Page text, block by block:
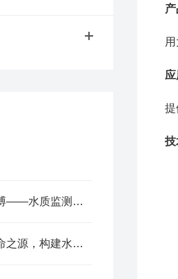
透视水域的生态脉搏——水质监测原理与环境保护应用
水质监测：守护生命之源，构建水环境全要素智慧感知网络
提
技